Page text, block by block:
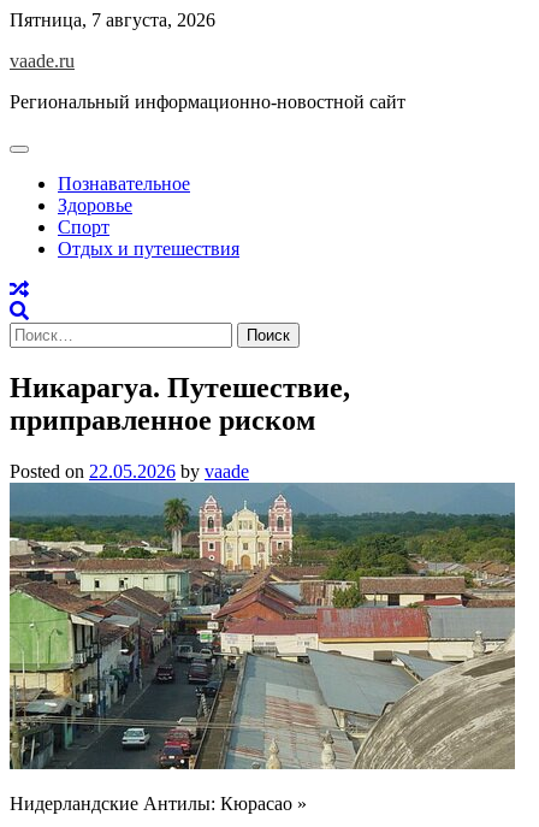
Skip
content
Пятница, 7 августа, 2026
vaade.ru
Региональный информационно-новостной сайт
Познавательное
Здоровье
Спорт
Отдых и путешествия
Найти:
Никарагуа. Путешествие,
приправленное риском
Posted on 22.05.2026 by vaade
Нидерландские Антилы: Кюрасао »